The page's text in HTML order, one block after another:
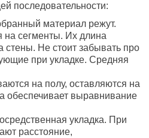
последовательности:
материал режут.
на сегменты. Их длина
стены. Не стоит забывать про
при укладке. Средняя
на полу, оставляются на
обеспечивает выравнивание
укладка. При
расстояние,